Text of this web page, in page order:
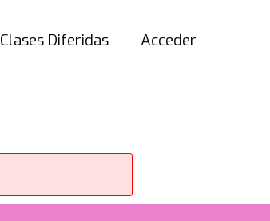
Clases Diferidas Acceder